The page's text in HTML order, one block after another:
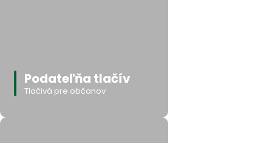
Podateľňa tlačív
Tlačivá pre občanov